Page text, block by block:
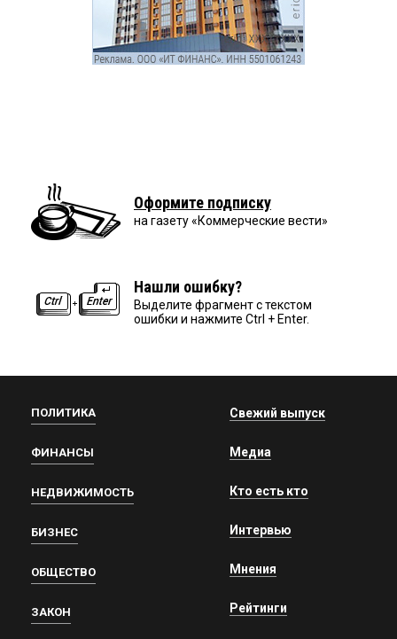
Оформите подписку
на газету «Коммерческие вести»
Нашли ошибку?
Выделите фрагмент с текстом
ошибки и нажмите Ctrl + Enter.
ПОЛИТИКА
ФИНАНСЫ
НЕДВИЖИМОСТЬ
БИЗНЕС
ОБЩЕСТВО
ЗАКОН
Свежий выпуск
Медиа
Кто есть кто
Интервью
Мнения
Рейтинги